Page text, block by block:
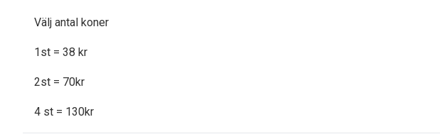
Välj antal koner
1st = 38 kr
2st = 70kr
4 st = 130kr